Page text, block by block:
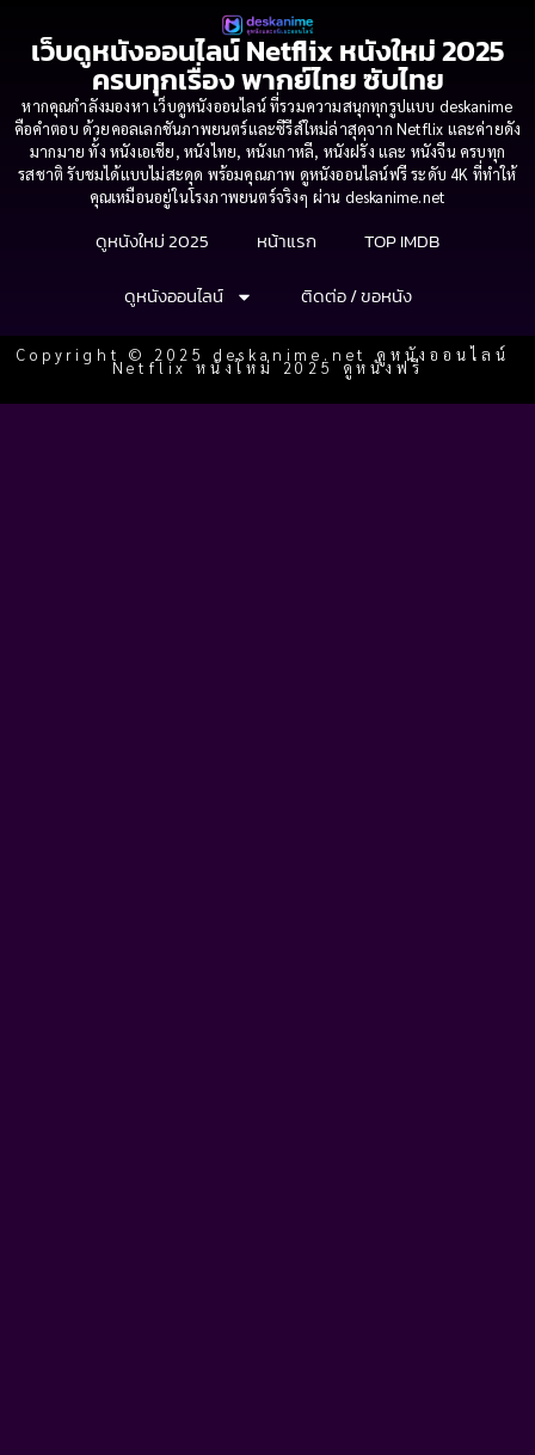
เว็บดูหนังออนไลน์ Netflix หนังใหม่ 2025
ครบทุกเรื่อง พากย์ไทย ซับไทย
หากคุณกำลังมองหา เว็บดูหนังออนไลน์ ที่รวมความสนุกทุกรูปแบบ deskanime
คือคำตอบ ด้วยคอลเลกชันภาพยนตร์และซีรีส์ใหม่ล่าสุดจาก Netflix และค่ายดัง
มากมาย ทั้ง หนังเอเชีย, หนังไทย, หนังเกาหลี, หนังฝรั่ง และ หนังจีน ครบทุก
รสชาติ รับชมได้แบบไม่สะดุด พร้อมคุณภาพ ดูหนังออนไลน์ฟรี ระดับ 4K ที่ทำให้
คุณเหมือนอยู่ในโรงภาพยนตร์จริงๆ ผ่าน deskanime.net
ดูหนังใหม่ 2025 หน้าแรก
TOP IMDB
ดูหนังออนไลน์
ติดต่อ / ขอหนัง
Copyright © 2025 deskanime.net ดูหนังออนไลน์
Netflix หนังใหม่ 2025 ดูหนังฟรี